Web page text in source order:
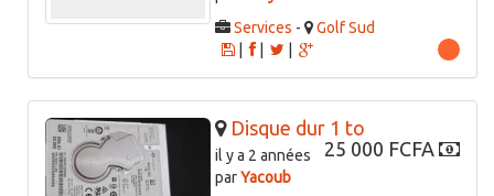
Services -
Golf Sud
|
Disque dur 1 to
25 000 FCFA
il y a 2 années
parYacoub